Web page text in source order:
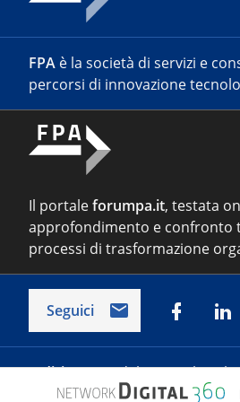
FPA è la società di servizi e
percorsi di innovazione
Il portaleforumpa.it, testata
approfondimento e confronto
processi di trasformazione
Seguici
Indirizzo:Via del Porto Fluviale